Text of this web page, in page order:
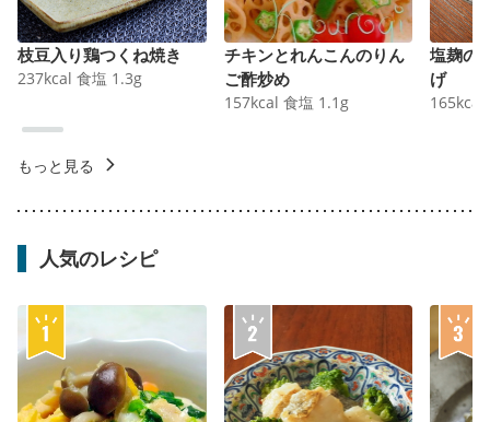
枝豆入り鶏つくね焼き
237kcal 食塩 1.3g
チキンとれんこんのりん
ご酢炒め
157kcal 食塩 1.1 g
塩麹の
げ
165kcal
もっと見る
人気のレシピ